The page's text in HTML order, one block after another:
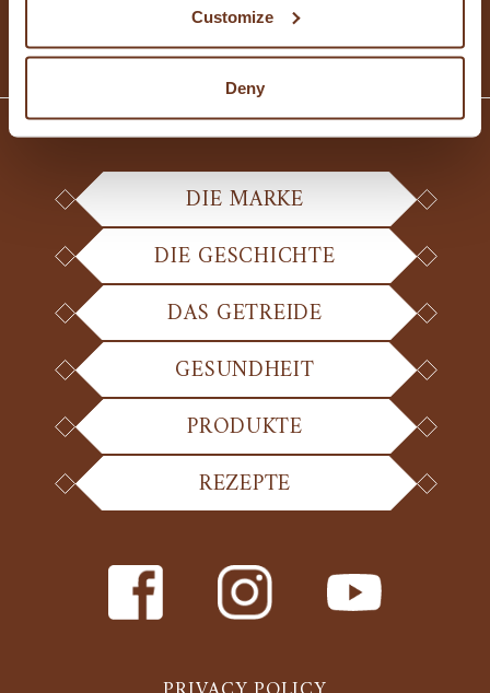
Customize
Deny
KONTAKTIEREN SIE UNS
DIE MARKE
DIE GESCHICHTE
DAS GETREIDE
GESUNDHEIT
PRODUKTE
REZEPTE